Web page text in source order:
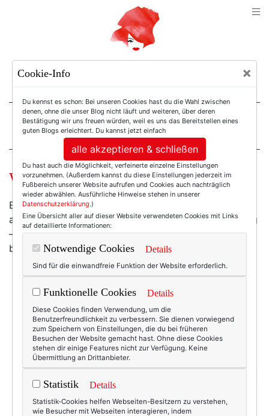
For Women. Not Girls.
Wochenend-Wow: Valentin und so.
Eigentlich habe ich es ja nun so gar nicht mit künstlich
aufgebauschten Kommerz-Feiertagen à la Valentinstag
– aber dieses Armband fand ich dann doch sehr
bezaubernd:
Cookie-Info ×
Du kennst es schon: Bei unseren Cookies hast du die Wahl zwischen
denen, ohne die unser Blog nicht läuft und weiteren, über deren
Bestätigung wir uns freuen würden, weil es uns das Bereitstellen eines
guten Blogs erleichtert. Du kannst jetzt einfach
alle akzeptieren & schließen
Du hast auch die Möglichkeit, verfeinerte einzelne Einstellungen
vorzunehmen. (Außerdem kannst du diese Einstellungen jederzeit im
Fußbereich unserer Website aufrufen und Cookies auch nachträglich
wieder abwählen. Ausführliche Hinweise stehen in unserer
Datenschutzerklärung.)
Eine Übersicht aller auf dieser Website verwendeten Cookies mit Links
auf detaillierte Informationen:
Notwendige Cookies Details
Sind für die einwandfreie Funktion der Website erforderlich.
Funktionelle Cookies Details
Diese Cookies finden Verwendung, um die
Benutzerfreundlichkeit zu verbessern. Sie dienen vorwiegend
zum Speichern von Einstellungen, die du bei früheren
Besuchen der Website gemacht hast. Ohne diese Cookies
stehen dir einige Features nicht zur Verfügung. Keine
Übermittlung an Drittanbieter.
Statistik Details
Statistik-Cookies helfen Webseiten-Besitzern zu verstehen,
wie Besucher mit Webseiten interagieren, indem